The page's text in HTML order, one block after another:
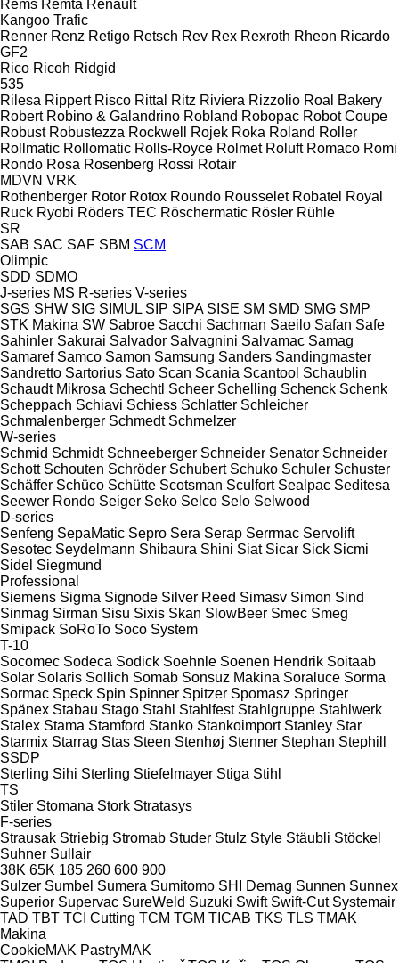
Rems Remta Renault
Kangoo Trafic
Renner Renz Retigo Retsch Rev Rex Rexroth Rheon Ricardo
GF2
Rico Ricoh Ridgid
535
Rilesa Rippert Risco Rittal Ritz Riviera Rizzolio Roal Bakery
Robert Robino & Galandrino Robland Robopac Robot Coupe
Robust Robustezza Rockwell Rojek Roka Roland Roller
Rollmatic Rollomatic Rolls-Royce Rolmet Roluft Romaco Romi
Rondo Rosa Rosenberg Rossi Rotair
MDVN VRK
Rothenberger Rotor Rotox Roundo Rousselet Robatel Royal
Ruck Ryobi Röders TEC Röschermatic Rösler Rühle
SR
SAB SAC SAF SBM SCM
Olimpic
SDD SDMO
J-series MS R-series V-series
SGS SHW SIG SIMUL SIP SIPA SISE SM SMD SMG SMP
STK Makina SW Sabroe Sacchi Sachman Saeilo Safan Safe
Sahinler Sakurai Salvador Salvagnini Salvamac Samag
Samaref Samco Samon Samsung Sanders Sandingmaster
Sandretto Sartorius Sato Scan Scania Scantool Schaublin
Schaudt Mikrosa Schechtl Scheer Schelling Schenck Schenk
Scheppach Schiavi Schiess Schlatter Schleicher
Schmalenberger Schmedt Schmelzer
W-series
Schmid Schmidt Schneeberger Schneider Senator Schneider
Schott Schouten Schröder Schubert Schuko Schuler Schuster
Schäffer Schüco Schütte Scotsman Sculfort Sealpac Seditesa
Seewer Rondo Seiger Seko Selco Selo Selwood
D-series
Senfeng SepaMatic Sepro Sera Serap Serrmac Servolift
Sesotec Seydelmann Shibaura Shini Siat Sicar Sick Sicmi
Sidel Siegmund
Professional
Siemens Sigma Signode Silver Reed Simasv Simon Sind
Sinmag Sirman Sisu Sixis Skan SlowBeer Smec Smeg
Smipack SoRoTo Soco System
T-10
Socomec Sodeca Sodick Soehnle Soenen Hendrik Soitaab
Solar Solaris Sollich Somab Sonsuz Makina Soraluce Sorma
Sormac Speck Spin Spinner Spitzer Spomasz Springer
Spänex Stabau Stago Stahl Stahlfest Stahlgruppe Stahlwerk
Stalex Stama Stamford Stanko Stankoimport Stanley Star
Starmix Starrag Stas Steen Stenhøj Stenner Stephan Stephill
SSDP
Sterling Sihi Sterling Stiefelmayer Stiga Stihl
TS
Stiler Stomana Stork Stratasys
F-series
Strausak Striebig Stromab Studer Stulz Style Stäubli Stöckel
Suhner Sullair
38K 65K 185 260 600 900
Sulzer Sumbel Sumera Sumitomo SHI Demag Sunnen Sunnex
Superior Supervac SureWeld Suzuki Swift Swift-Cut Systemair
TAD TBT TCI Cutting TCM TGM TICAB TKS TLS TMAK
Makina
CookieMAK PastryMAK